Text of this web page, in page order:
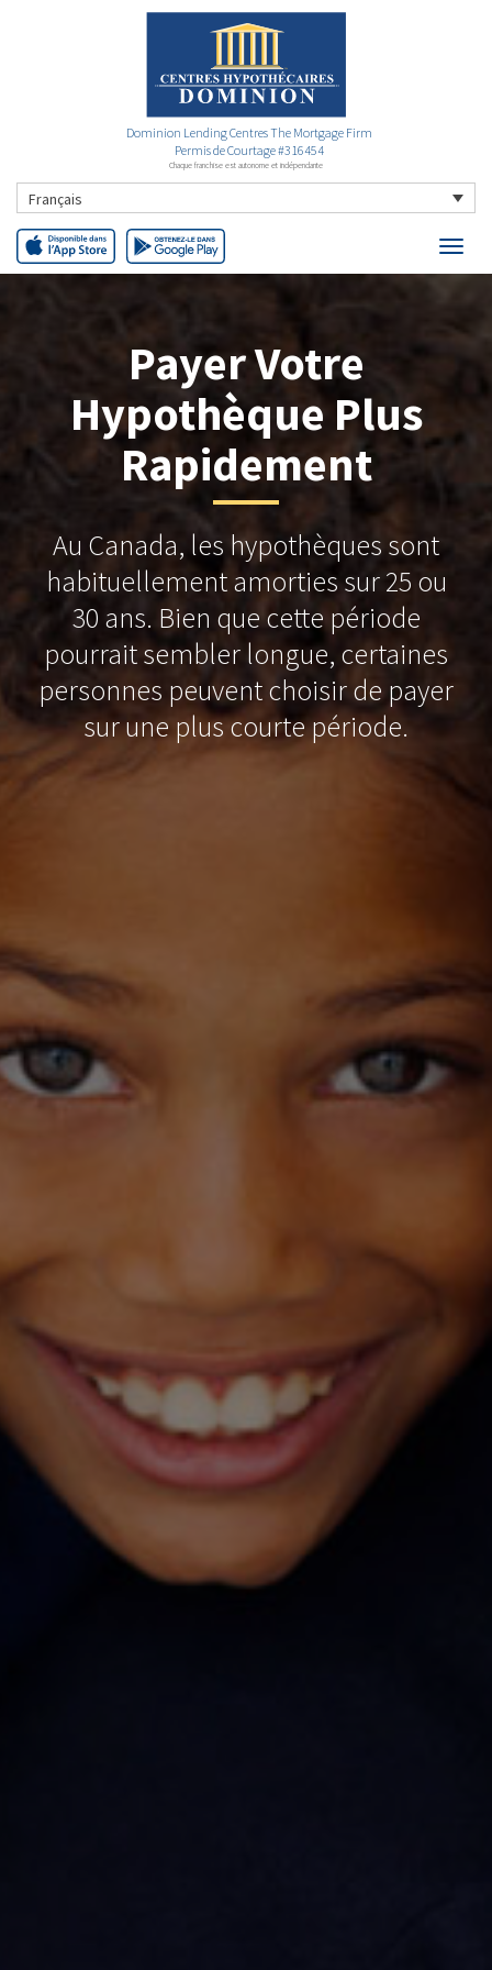
Dominion Lending Centres The Mortgage Firm
Permis de Courtage #316454
Chaque franchise est autonome et indépendante
Français
Payer Votre
Hypothèque Plus
Rapidement
Au Canada, les hypothèques sont
habituellement amorties sur 25 ou
30 ans. Bien que cette période
pourrait sembler longue, certaines
personnes peuvent choisir de payer
sur une plus courte période.